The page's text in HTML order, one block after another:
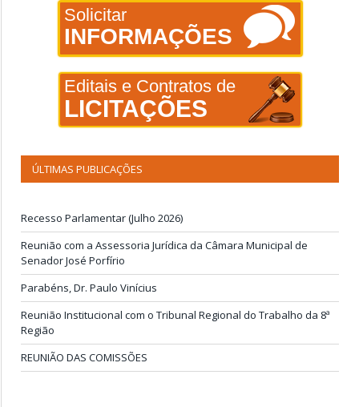
Solicitar
INFORMAÇÕES
Editais e Contratos de
LICITAÇÕES
ÚLTIMAS PUBLICAÇÕES
Recesso Parlamentar (Julho 2026)
Reunião com a Assessoria Jurídica da Câmara Municipal de
Senador José Porfírio
Parabéns, Dr. Paulo Vinícius
Reunião Institucional com o Tribunal Regional do Trabalho da 8ª
Região
REUNIÃO DAS COMISSÕES